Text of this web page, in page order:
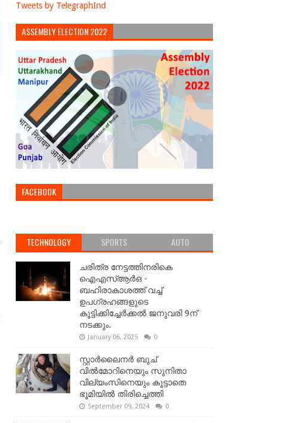
Tweets by TelegraphInd
ASSEMBLY ELECTION 2022
FACEBOOK
TECHNOLOGY SPORTS AUTO
ചരിത്ര നേട്ടത്തിനരികെ
ഐഎസ്ആർഒ -
ബഹിരാകാശത്ത് വച്ച്
ഉപഗ്രഹങ്ങളുടെ
കൂട്ടിക്കിച്ചേർക്കൽ ജനുവരി 9ന്
നടക്കും.
January 06, 2025 0
സ്റ്റാർലൈനർ ബുച്
വിൽമോറിനെയും സുനിതാ
വില്യംസിനെയും കൂട്ടാതെ
ഭൂമിയിൽ തിരിച്ചെത്തി
September 09, 2024 0